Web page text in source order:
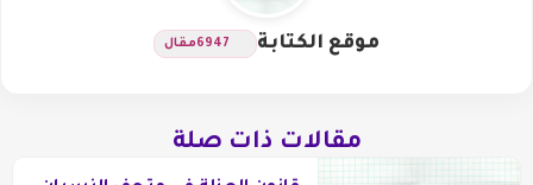
موقع الكتابة 6947مقال
مقالات ذات صلة